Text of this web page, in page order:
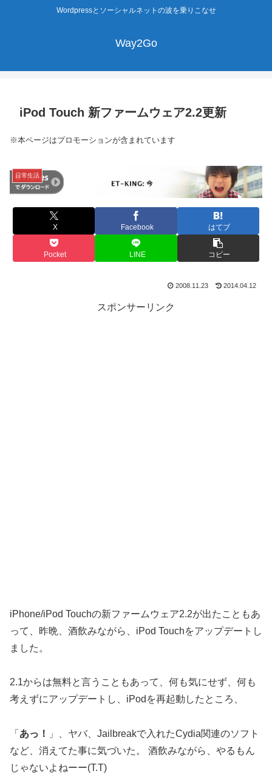
Wordpressとソーシャルネットの波を乗りこなせ
Way2Go
iPod Touch 新ファームウェア2.2更新
※本ページはプロモーションが含まれています
日常生活
X Facebook はてブ
Pocket LINE コピー
2008.11.23 2014.04.12
スポンサーリンク
iPhone/iPod Touchの新ファームウェア2.2が出たこともあ
って、昨晩、酒飲みながら、iPod Touchをアップデートし
ました。
2.1からは無料と言うこともあって、何も気にせず、何も
考えずにアップデートし、iPodを再起動したところ、
「 あっ！
」、ヤバ、Jailbreakで入れたCydia関連のソフト
など、消えてた事に気づいた。 酒飲みながら、やるもん
じゃないよねーー(T.T)